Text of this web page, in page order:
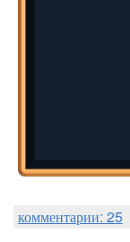
комментарии: 25